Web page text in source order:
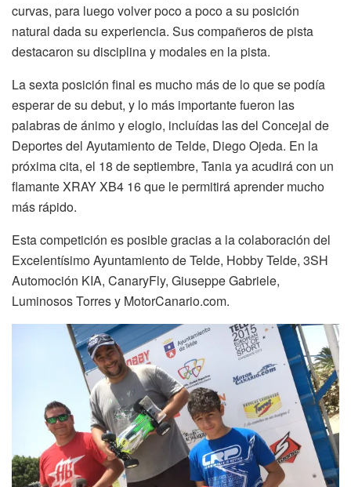
curvas, para luego volver poco a poco a su posición
natural dada su experiencia. Sus compañeros de pista
destacaron su disciplina y modales en la pista.
La sexta posición final es mucho más de lo que se podía
esperar de su debut, y lo más importante fueron las
palabras de ánimo y elogio, incluídas las del Concejal de
Deportes del Ayutamiento de Telde, Diego Ojeda. En la
próxima cita, el 18 de septiembre, Tania ya acudirá con un
flamante XRAY XB4 16 que le permitirá aprender mucho
más rápido.
Esta competición es posible gracias a la colaboración del
Excelentísimo Ayuntamiento de Telde, Hobby Telde, 3SH
Automoción KIA, CanaryFly, Giuseppe Gabriele,
Luminosos Torres y MotorCanario.com.